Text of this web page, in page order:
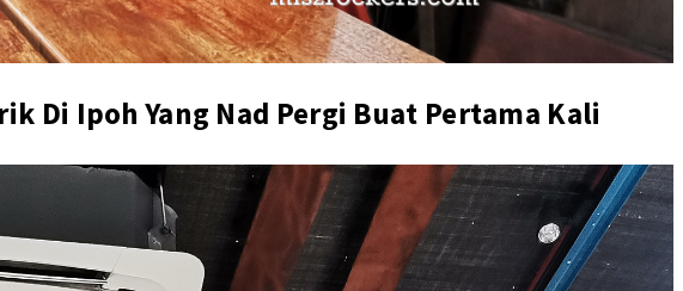
Di Ipoh Yang Nad Pergi Buat Pertama Kali